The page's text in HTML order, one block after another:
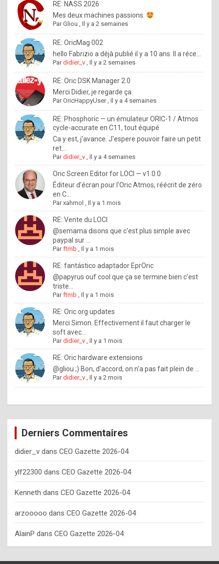
b
y
o
l
e
x
.
I
f
y
o
u
w
a
n
t
o
n
o
w
h
o
w
o
e
y
o
u
s
h
o
RE: NASS 2026
Mes deux machines passions.
ParGliou ,Il y a 2 semaines
RE: OricMag 002
hello Fabrizio a déjà publié il y a 10 ans. Il a réce...
Pardidier_v ,Il y a 2 semaines
RE: Oric DSK Manager 2.0
Merci Didier, je regarde ça.
ParOricHappyUser,Il y a 4 semaines
RE: Phosphoric — un émulateur ORIC-1 / Atmos
cycle-accurate en C11, tout équipé
Ca y est, j'avance. J'espere pouvoir faire un petit
ret...
Pardidier_v ,Il y a 4 semaines
Oric Screen Editor for LOCI — v1.0.0
Éditeur d'écran pour l'Oric Atmos, réécrit de zéro
en C...
Parxahmol ,Il y a 1 mois
RE: Vente du LOCI
@semama disons que c'est plus simple avec
paypal sur ...
Parftmb ,Il y a 1 mois
RE: fantástico adaptador EprOric
@papyrus ouf cool que ça se termine bien c'est
triste...
Parftmb ,Il y a 1 mois
RE: Oric.org updates
Merci Simon. Effectivement il faut charger le
soft avec...
Pardidier_v ,Il y a 1 mois
RE: Oric hardware extensions
@gliou ;) Bon, d'accord, on n'a pas fait plein de ...
Pardidier_v ,Il y a 2 mois
Derniers Commentaires
didier_v dans CEO Gazette 2026-04
ylf22300 dans CEO Gazette 2026-04
Kenneth dans CEO Gazette 2026-04
arzooooo dans CEO Gazette 2026-04
AlainP dans CEO Gazette 2026-04